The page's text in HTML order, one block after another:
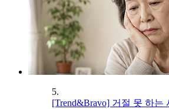
5.
[Trend&Bravo] 거절 못 하는